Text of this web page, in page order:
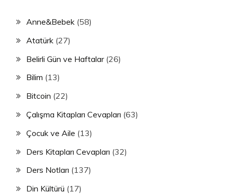
Anne&Bebek (58)
Atatürk (27)
Belirli Gün ve Haftalar(26)
Bilim (13)
Bitcoin (22)
Çalışma Kitapları Cevapları (63)
Çocuk ve Aile (13)
Ders Kitapları Cevapları (32)
Ders Notları (137)
Din Kültürü (17)